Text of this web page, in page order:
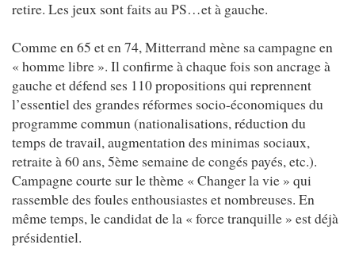
retire. Les jeux sont faits au PS…et à gauche.
Comme en 65 et en 74, Mitterrand mène sa campagne en
« homme libre ». Il confirme à chaque fois son ancrage à
gauche et défend ses 110 propositions qui reprennent
l’essentiel des grandes réformes socio-économiques du
programme commun (nationalisations, réduction du
temps de travail, augmentation des minimas sociaux,
retraite à 60 ans, 5ème semaine de congés payés, etc.).
Campagne courte sur le thème « Changer la vie » qui
rassemble des foules enthousiastes et nombreuses. En
même temps, le candidat de la « force tranquille » est déjà
présidentiel.